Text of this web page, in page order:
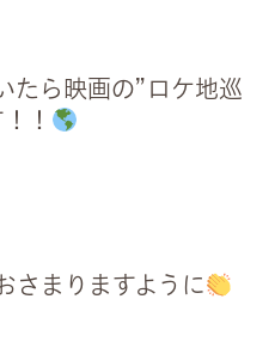
たら映画の”ロケ地巡
！
さまりますように